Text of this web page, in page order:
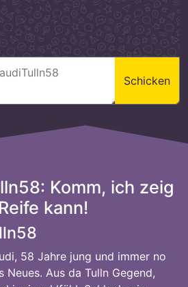
Schicken
Komm, ich zeig
kann!
58 Jahre jung und immer no
Aus da Tulln Gegend,